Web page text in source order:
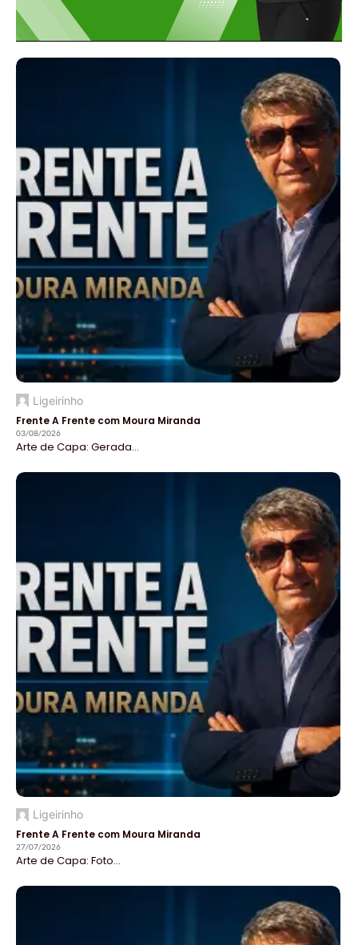
Ligeirinho
Frente A Frente com Moura Miranda
03/08/2026
Arte de Capa: Gerada...
Ligeirinho
Frente A Frente com Moura Miranda
27/07/2026
Arte de Capa: Foto...